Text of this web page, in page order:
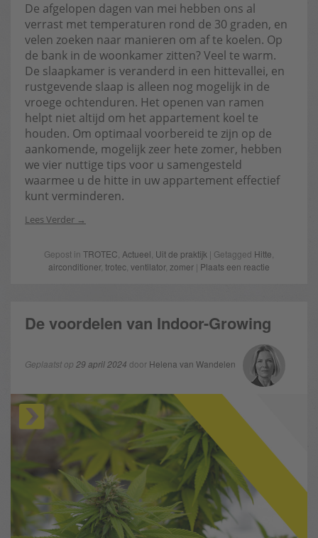
De afgelopen dagen van mei hebben ons al
verrast met temperaturen rond de 30 graden, en
velen zoeken naar manieren om af te koelen. Op
de bank in de woonkamer zitten? Veel te warm.
De slaapkamer is veranderd in een hittevallei, en
rustgevende slaap is alleen nog mogelijk in de
vroege ochtenduren. Het openen van ramen
helpt niet altijd om het appartement koel te
houden. Om optimaal voorbereid te zijn op de
aankomende, mogelijk zeer hete zomer, hebben
we vier nuttige tips voor u samengesteld
waarmee u de hitte in uw appartement effectief
kunt verminderen.
Lees Verder
Gepost in TROTEC Actueel Uit de praktijk | Getagged Hitte
airconditioner, trotec ventilator, zomer | Plaats een reactie
De voordelen van Indoor-Growing
Geplaatst op 29 april 2024 door Helena van Wandelen